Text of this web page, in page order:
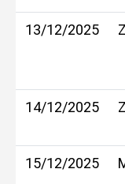
13/12/2025
14/12/2025
15/12/2025